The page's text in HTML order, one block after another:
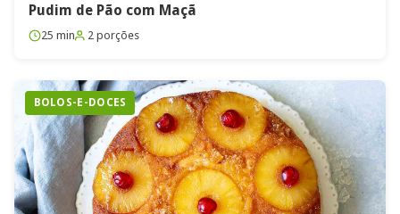
Pudim de Pão com Maçã
25 min 2 porções
BOLOS-E-DOCES